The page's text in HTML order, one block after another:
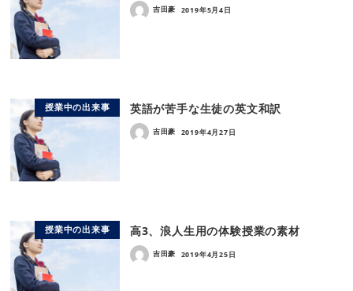
吉田豪 2019年5月4日
授業中の出来事 英語が苦手な生徒の英文和訳
吉田豪 2019年4月27日
授業中の出来事 高3、浪人生用の体験授業の素材
吉田豪 2019年4月25日